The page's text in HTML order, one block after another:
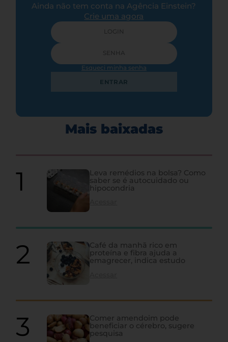
Ainda não tem conta na Agência Einstein?
Crie uma agora
Esqueci minha senha
ENTRAR
Mais baixadas
Leva remédios na bolsa? Como
saber se é autocuidado ou
hipocondria
Café da manhã rico em
proteína e fibra ajuda a
emagrecer, indica estudo
Comer amendoim pode
beneficiar o cérebro, sugere
pesquisa